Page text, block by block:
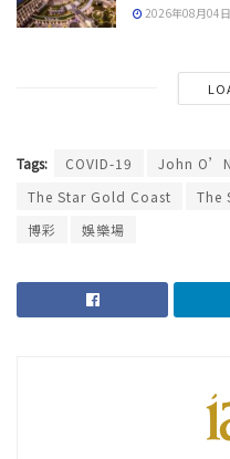
2026年08月04
Tags: COVID-19 John
The Star Gold Coast
The
博彩
娛樂場